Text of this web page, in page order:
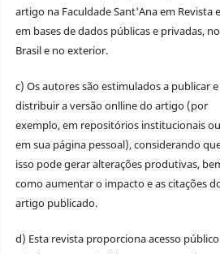
artigo na Faculdade Sant'Ana em Revista e
em bases de dados públicas e privadas, no
Brasil e no exterior.
c) Os autores são estimulados a publicar e
distribuir a versão onlline do artigo (por
exemplo, em repositórios institucionais ou
em sua página pessoal), considerando
isso pode gerar alterações produtivas,
como aumentar o impacto e as citações
artigo publicado.
d) Esta revista proporciona acesso público